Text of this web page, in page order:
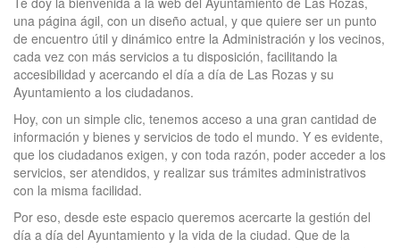
una página ágil, con un diseño actual, y que quiere ser un punto
de encuentro útil y dinámico entre la Administración y los vecinos,
cada vez con más servicios a tu disposición, facilitando la
accesibilidad y acercando el día a día de Las Rozas y su
Ayuntamiento a los ciudadanos.
Hoy, con un simple clic, tenemos acceso a una gran cantidad de
información y bienes y servicios de todo el mundo. Y es evidente,
que los ciudadanos exigen, y con toda razón, poder acceder a los
servicios, ser atendidos, y realizar sus trámites administrativos
con la misma facilidad.
Por eso, desde este espacio queremos acercarte la gestión del
día a día del Ayuntamiento y la vida de la ciudad. Que de la